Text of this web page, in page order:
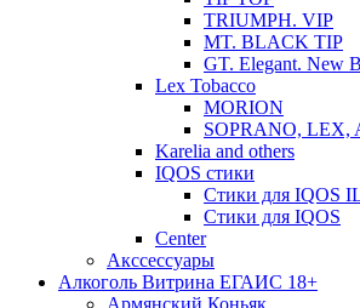
TRIUMPH. VIP
MT. BLACK TIP
GT. Elegant. New
Lex Tobacco
MORION
SOPRANO, LEX,
Karelia and others
IQOS стики
Стики для IQOS
Стики для IQOS
Сenter
Акссессуары
Алкоголь Витрина ЕГАИС 18+
Армянский Коньяк